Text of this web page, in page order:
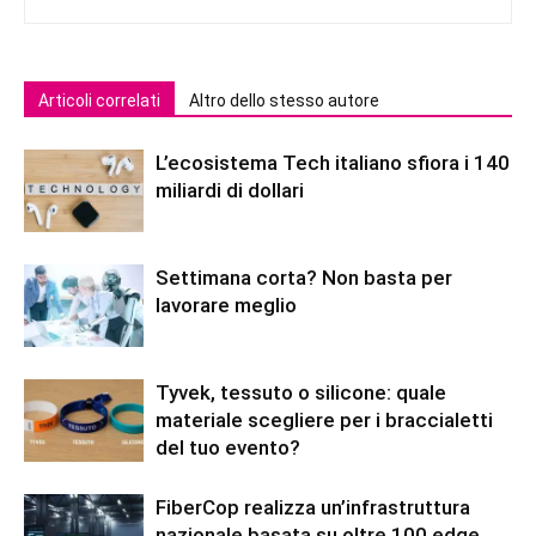
Articoli correlati Altro dello stesso autore
L’ecosistema Tech italiano sfiora i 140
miliardi di dollari
Settimana corta? Non basta per
lavorare meglio
Tyvek, tessuto o silicone: quale
materiale scegliere per i braccialetti
del tuo evento?
FiberCop realizza un’infrastruttura